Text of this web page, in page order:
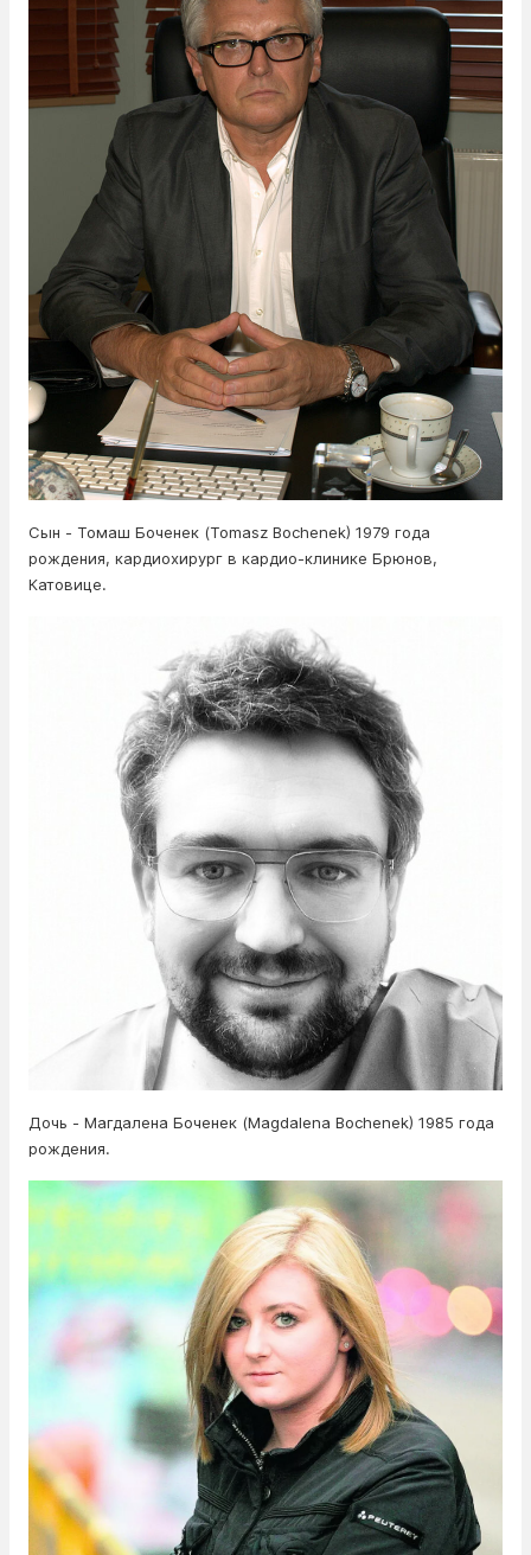
Сын - Томаш Боченек (Tomasz Bochenek) 1979 года
рождения, кардиохирург в кардио-клинике Брюнов,
Катовице.
Дочь - Магдалена Боченек (Magdalena Bochenek) 1985 года
рождения.